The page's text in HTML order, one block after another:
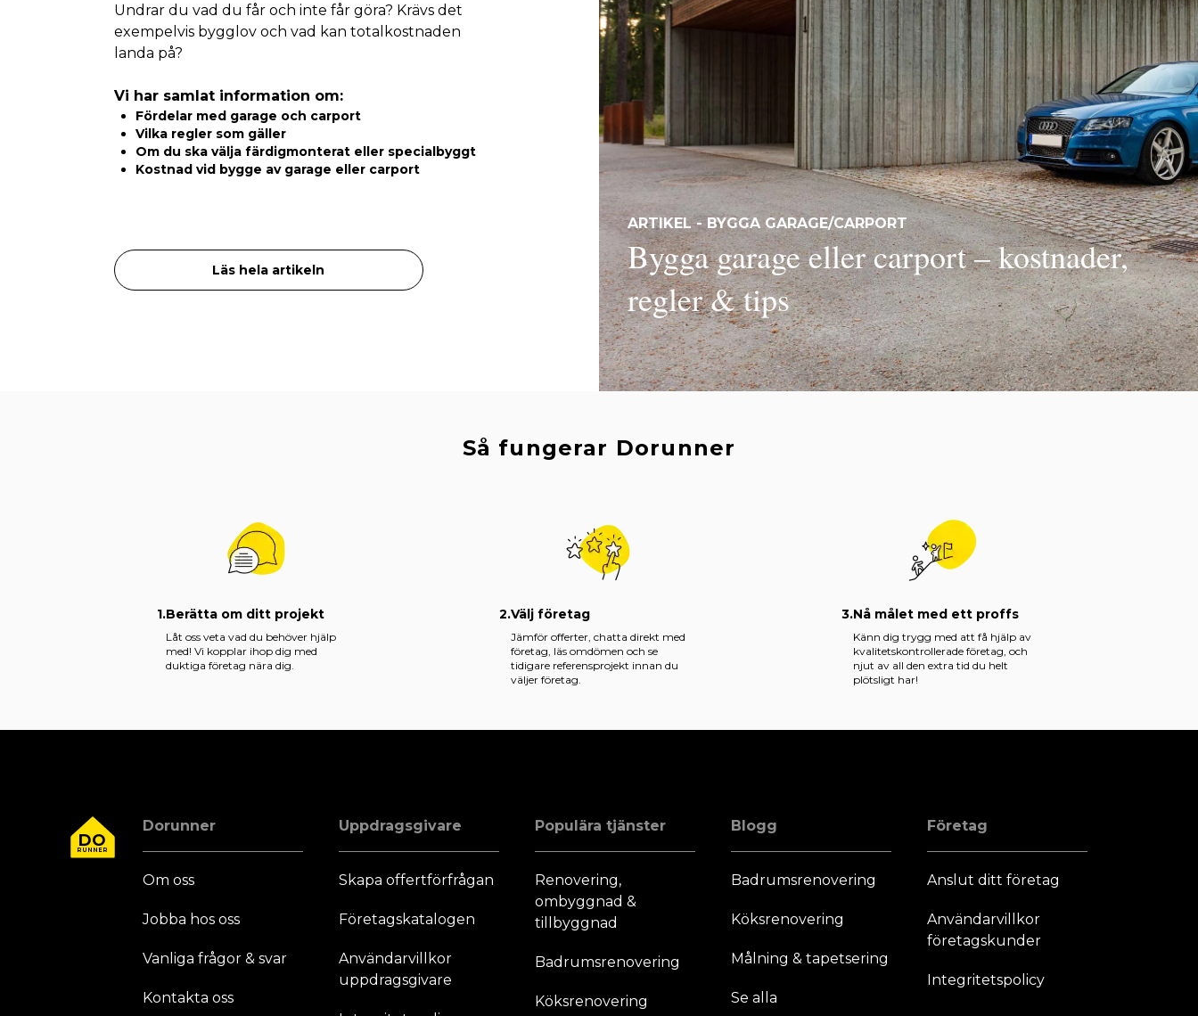
Undrar du vad du får och inte får göra? Krävs det
exempelvis bygglov och vad kan totalkostnaden
landa på?
Vi har samlat information om:
Fördelar med garage och carport
Vilka regler som gäller
Om du ska välja färdigmonterat eller specialbyggt
Kostnad vid bygge av garage eller carport
Läs hela artikeln
ARTIKEL - BYGGA GARAGE/CARPORT
Bygga garage eller carport – kostnader,
regler & tips
Så fungerar Dorunner
1.Berätta om ditt projekt
Låt oss veta vad du behöver hjälp
med! Vi kopplar ihop dig med
duktiga företag nära dig.
2.Välj företag
Jämför offerter, chatta direkt med
företag, läs omdömen och se
tidigare referensprojekt innan du
väljer företag.
3.Nå målet med ett proffs
Känn dig trygg med att få hjälp av
kvalitetskontrollerade företag, och
njut av all den extra tid du helt
plötsligt har!
DO
RUNNER
Dorunner
Om oss
Jobba hos oss
Vanliga frågor & svar
Kontakta oss
Uppdragsgivare
Skapa offertförfrågan
Företagskatalogen
Användarvillkor
uppdragsgivare
Populära tjänster
Renovering,
ombyggnad &
tillbyggnad
Badrumsrenovering
Köksrenovering
Blogg
Badrumsrenovering
Köksrenovering
Målning & tapetsering
Se alla
Företag
Anslut ditt företag
Användarvillkor
företagskunder
Integritetspolicy